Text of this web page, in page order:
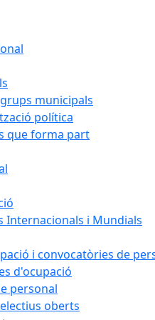
municipals
política
que forma part
Internacionals i Mundials
i convocatòries de
d'ocupació
personal
oberts